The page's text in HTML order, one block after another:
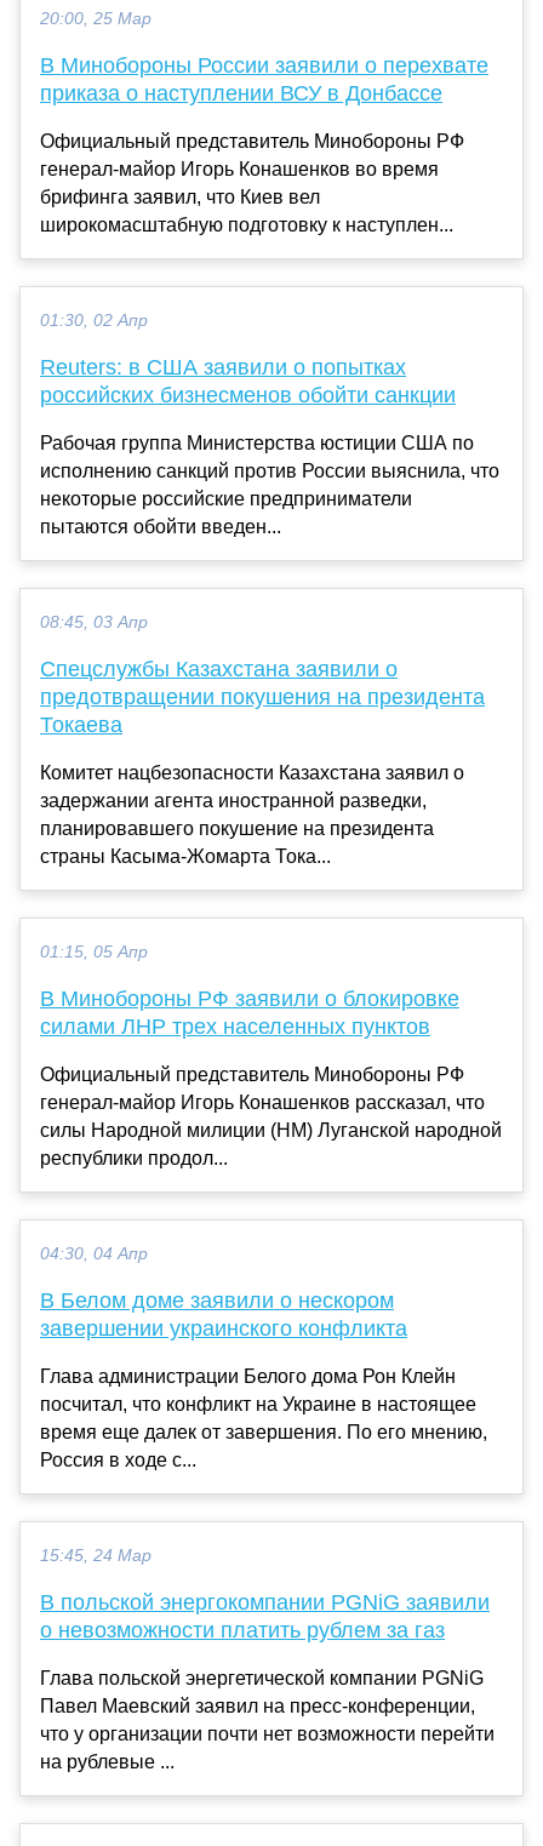
20:00, 25 Мар
В Минобороны России заявили о перехвате
приказа о наступлении ВСУ в Донбассе
Официальный представитель Минобороны РФ
генерал-майор Игорь Конашенков во время
брифинга заявил, что Киев вел
широкомасштабную подготовку к наступлен...
01:30, 02 Апр
Reuters: в США заявили о попытках
российских бизнесменов обойти санкции
Рабочая группа Министерства юстиции США по
исполнению санкций против России выяснила, что
некоторые российские предприниматели
пытаются обойти введен...
08:45, 03 Апр
Спецслужбы Казахстана заявили о
предотвращении покушения на президента
Токаева
Комитет нацбезопасности Казахстана заявил о
задержании агента иностранной разведки,
планировавшего покушение на президента
страны Касыма-Жомарта Тока...
01:15, 05 Апр
В Минобороны РФ заявили о блокировке
силами ЛНР трех населенных пунктов
Официальный представитель Минобороны РФ
генерал-майор Игорь Конашенков рассказал, что
силы Народной милиции (НМ) Луганской народной
республики продол...
04:30, 04 Апр
В Белом доме заявили о нескором
завершении украинского конфликта
Глава администрации Белого дома Рон Клейн
посчитал, что конфликт на Украине в настоящее
время еще далек от завершения. По его мнению,
Россия в ходе с...
15:45, 24 Мар
В польской энергокомпании PGNiG заявили
о невозможности платить рублем за газ
Глава польской энергетической компании PGNiG
Павел Маевский заявил на пресс-конференции,
что у организации почти нет возможности перейти
на рублевые ...